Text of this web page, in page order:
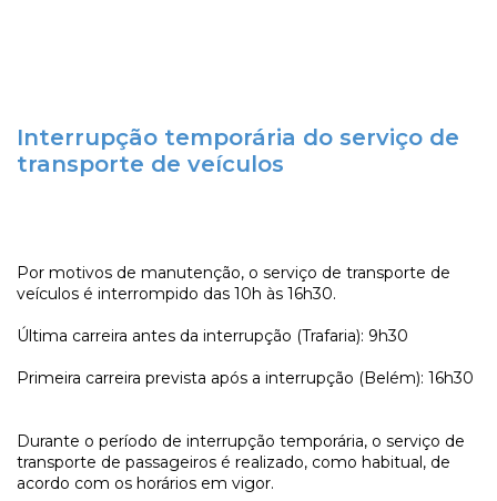
Interrupção temporária do serviço de
transporte de veículos
Por motivos de manutenção, o serviço de transporte de
veículos é interrompido das 10h às 16h30.
Última carreira antes da interrupção (Trafaria): 9h30
Primeira carreira prevista após a interrupção (Belém): 16h30
Durante o período de interrupção temporária, o serviço de
transporte de passageiros é realizado, como habitual, de
acordo com os horários em vigor.